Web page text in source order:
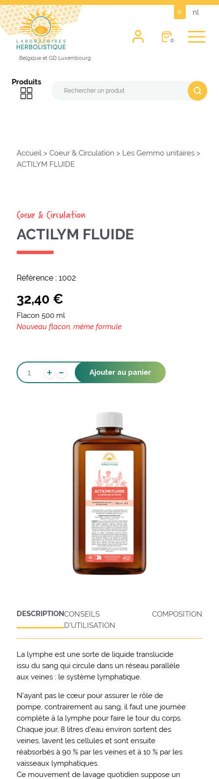
fr nl
Belgique et GD Luxembourg
0
Produits
Accueil > Coeur & Circulation > Les Gemmo unitaires>
ACTILYM FLUIDE
Coeur & Circulation
ACTILYM FLUIDE
32,40 €
Flacon 500 ml
Nouveau flacon, même formule
QUANTITÉ
DE
+ - Ajouter au panier
Référence : 1002
DESCRIPTIONCONSEILS
D'UTILISATION
COMPOSITION
La lymphe est une sorte de liquide translucide
issu du sang qui circule dans un réseau parallèle
aux veines : le système lymphatique.
N’ayant pas le cœur pour assurer le rôle de
pompe, contrairement au sang, il faut une journée
complète à la lymphe pour faire le tour du corps.
Chaque jour, 8 litres d’eau environ sortent des
veines, lavent les cellules et sont ensuite
réabsorbés à 90 % par les veines et à 10 % par les
vaisseaux lymphatiques.
Ce mouvement de lavage quotidien suppose un